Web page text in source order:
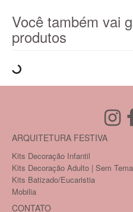
Você também vai
produtos
ARQUITETURA FESTIVA
Kits Decoração Infantil
Kits Decoração Adulto | Sem Tema
Kits Batizado/Eucaristia
Mobilia
CONTATO